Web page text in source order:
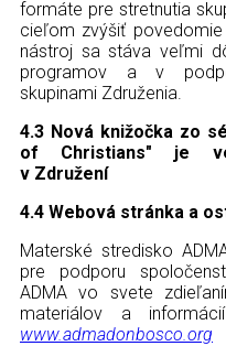
formáte pre stretnutia
cieľom zvýšiť povedomie
nástroj sa stáva veľmi
programov a v
skupinami Združenia.
4.3 Nová knižočka zo
of Christians" je
v Združení
4.4 Webová stránka a
Materské stredisko
pre podporu
ADMA vo svete
materiálov a
www.admadonbosco.org